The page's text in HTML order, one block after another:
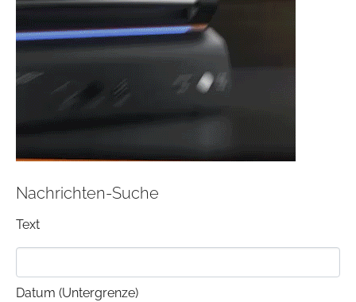
Nachrichten-Suche
Text
Datum (Untergrenze)